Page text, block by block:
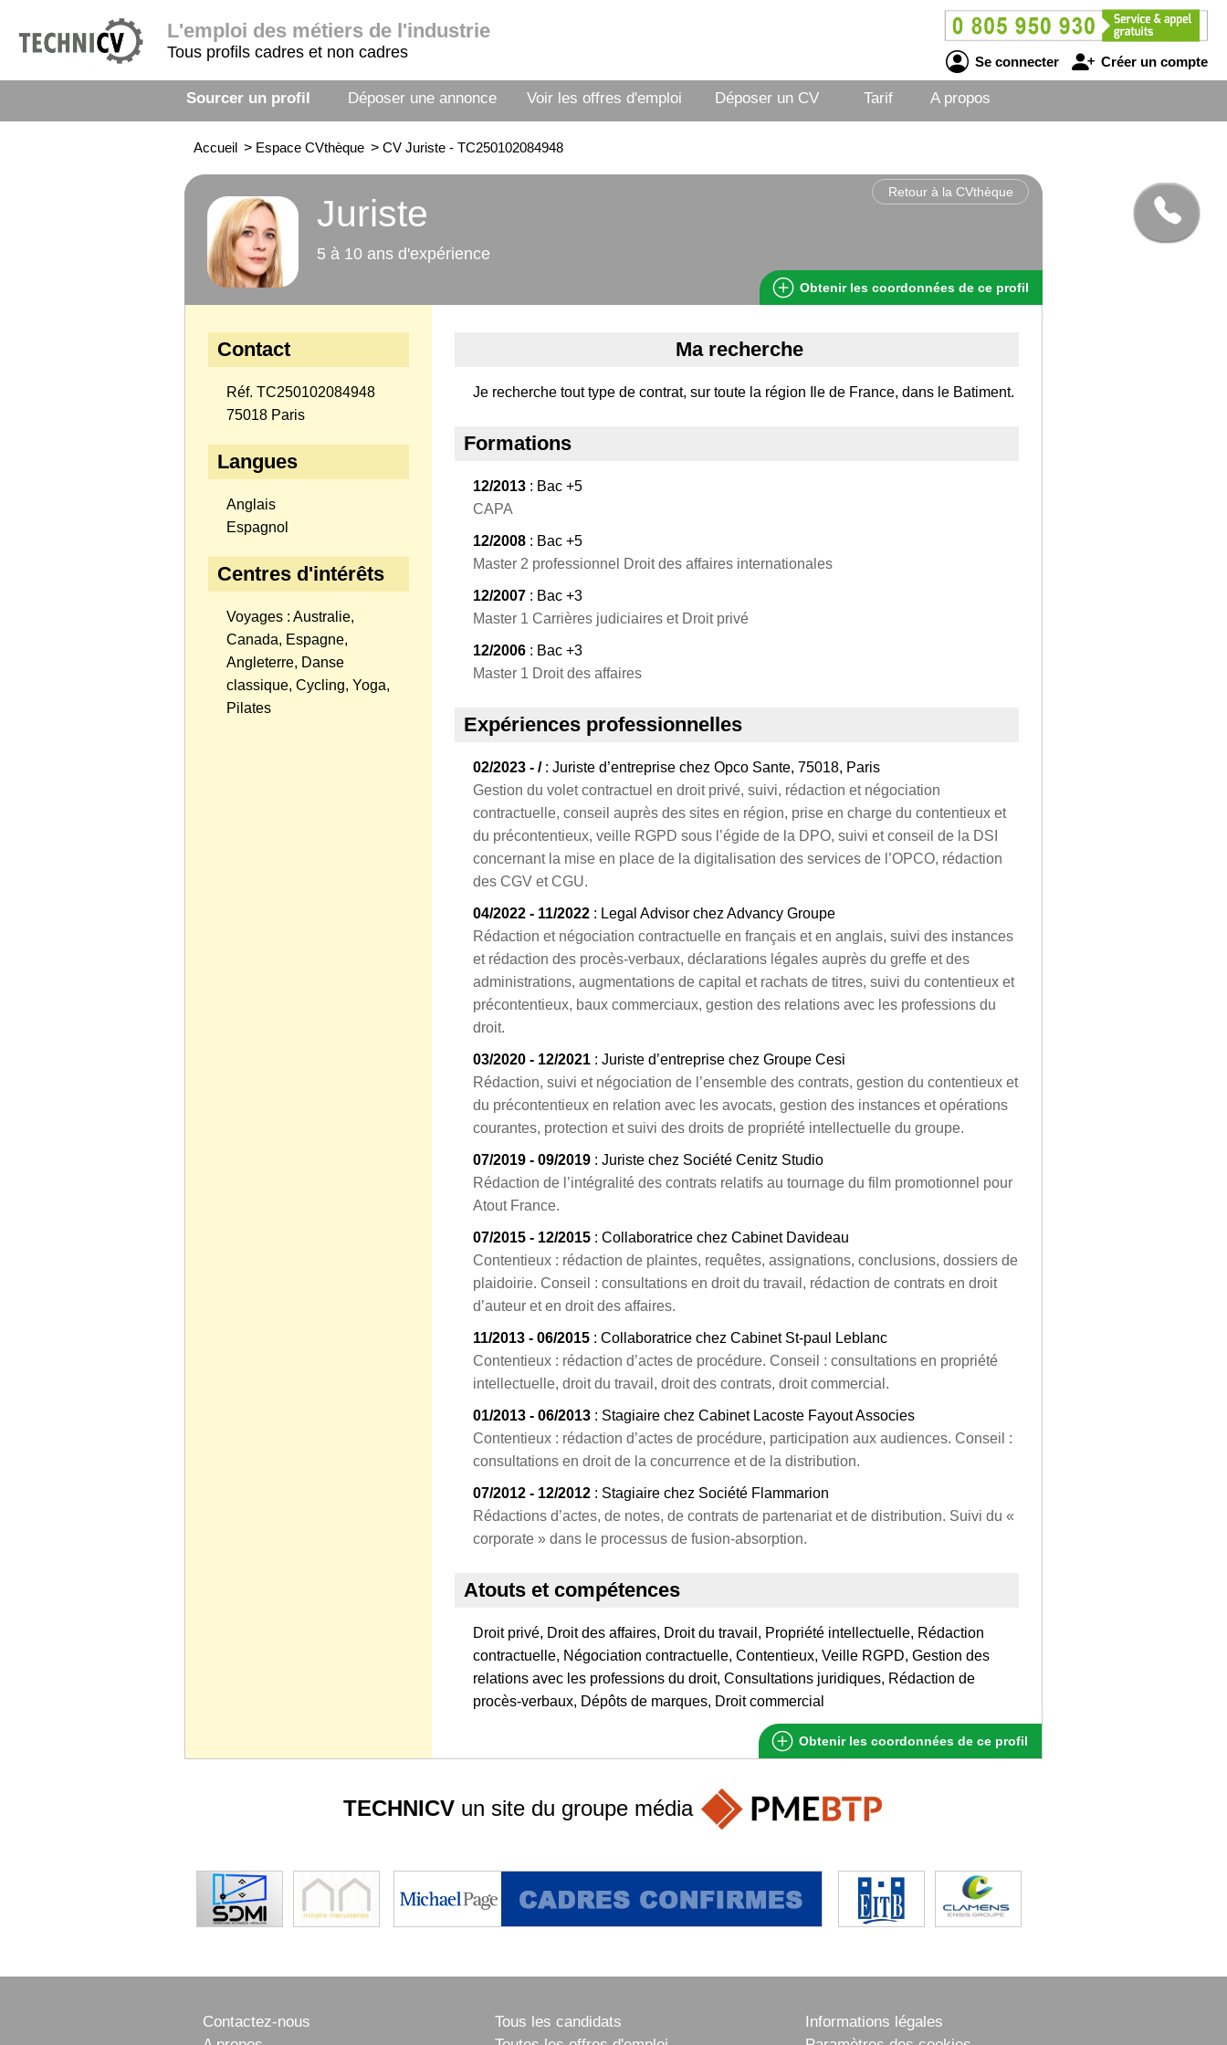
L'emploi des métiers de l'industrie
Tous profils cadres et non cadres
Se connecter Créer un compte
Sourcer un profil Déposer une annonce Voir les offres d'emploi Déposer un CV Tarif A propos
Accueil > Espace CVthèque > CV Juriste - TC250102084948
Retour à la CVthèque
Juriste
5 à 10 ans d'expérience
Obtenir les coordonnées de ce profil
Contact
Réf. TC250102084948
75018 Paris
Langues
Anglais
Espagnol
Centres d'intérêts
Voyages : Australie,
Canada, Espagne,
Angleterre, Danse
classique, Cycling, Yoga,
Pilates
Ma recherche
Je recherche tout type de contrat, sur toute la région Ile de France, dans le Batiment.
Formations
12/2013 : Bac +5
CAPA
12/2008 : Bac +5
Master 2 professionnel Droit des affaires internationales
12/2007 : Bac +3
Master 1 Carrières judiciaires et Droit privé
12/2006 : Bac +3
Master 1 Droit des affaires
Expériences professionnelles
02/2023 - /: Juriste d’entreprise chez Opco Sante, 75018, Paris
Gestion du volet contractuel en droit privé, suivi, rédaction et négociation
contractuelle, conseil auprès des sites en région, prise en charge du contentieux et
du précontentieux, veille RGPD sous l’égide de la DPO, suivi et conseil de la DSI
concernant la mise en place de la digitalisation des services de l’OPCO, rédaction
des CGV et CGU.
04/2022 - 11/2022 : Legal Advisor chez Advancy Groupe
Rédaction et négociation contractuelle en français et en anglais, suivi des instances
et rédaction des procès-verbaux, déclarations légales auprès du greffe et des
administrations, augmentations de capital et rachats de titres, suivi du contentieux et
précontentieux, baux commerciaux, gestion des relations avec les professions du
droit.
03/2020 - 12/2021 : Juriste d’entreprise chez Groupe Cesi
Rédaction, suivi et négociation de l’ensemble des contrats, gestion du contentieux et
du précontentieux en relation avec les avocats, gestion des instances et opérations
courantes, protection et suivi des droits de propriété intellectuelle du groupe.
07/2019 - 09/2019 : Juriste chez Société Cenitz Studio
Rédaction de l’intégralité des contrats relatifs au tournage du film promotionnel pour
Atout France.
07/2015 - 12/2015 : Collaboratrice chez Cabinet Davideau
Contentieux : rédaction de plaintes, requêtes, assignations, conclusions, dossiers de
plaidoirie. Conseil : consultations en droit du travail, rédaction de contrats en droit
d’auteur et en droit des affaires.
11/2013 - 06/2015 : Collaboratrice chez Cabinet St-paul Leblanc
Contentieux : rédaction d’actes de procédure. Conseil : consultations en propriété
intellectuelle, droit du travail, droit des contrats, droit commercial.
01/2013 - 06/2013 : Stagiaire chez Cabinet Lacoste Fayout Associes
Contentieux : rédaction d’actes de procédure, participation aux audiences. Conseil :
consultations en droit de la concurrence et de la distribution.
07/2012 - 12/2012 : Stagiaire chez Société Flammarion
Rédactions d’actes, de notes, de contrats de partenariat et de distribution. Suivi du «
corporate » dans le processus de fusion-absorption.
Atouts et compétences
Droit privé, Droit des affaires, Droit du travail, Propriété intellectuelle, Rédaction
contractuelle, Négociation contractuelle, Contentieux, Veille RGPD, Gestion des
relations avec les professions du droit, Consultations juridiques, Rédaction de
procès-verbaux, Dépôts de marques, Droit commercial
Obtenir les coordonnées de ce profil
TECHNICVun site du groupe média
Contactez-nous
Tous les candidats
Informations légales